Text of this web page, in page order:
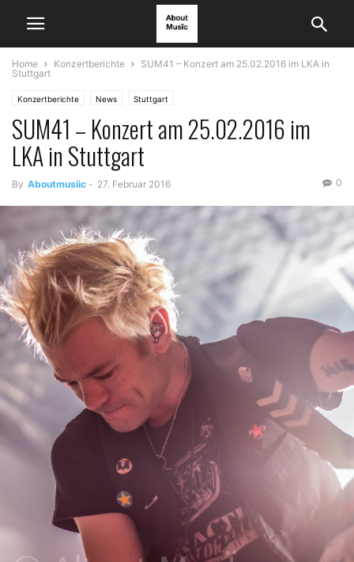
Home Konzertberichte
SUM41 – Konzert am 25.02.2016 im LKA in
Stuttgart
Konzertberichte News Stuttgart
SUM41 – Konzert am 25.02.2016 im
LKA in Stuttgart
By Aboutmusiic - 27. Februar 2016 0